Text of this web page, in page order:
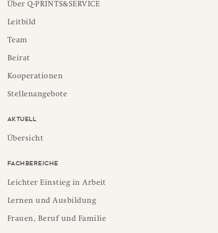
Über Q-PRINTS&SERVICE
Leitbild
Team
Beirat
Kooperationen
Stellenangebote
Aktuell
Übersicht
Fachbereiche
Leichter Einstieg in Arbeit
Lernen und Ausbildung
Frauen, Beruf und Familie